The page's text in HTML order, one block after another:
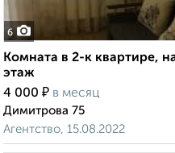
6
Комната в 2-к квартире,
этаж
4 000 ₽ в месяц
Димитрова 75
Агентство, 15.08.2022